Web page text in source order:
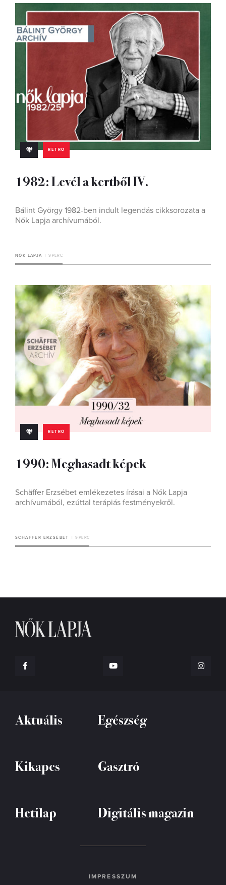
RETRÓ
1982: Levél a kertből IV.
Bálint György 1982-ben indult legendás cikksorozata a
Nők Lapja archívumából.
NŐK LAPJA 9 PERC
RETRÓ
1990: Meghasadt képek
Schäffer Erzsébet emlékezetes írásai a Nők Lapja
archívumából, ezúttal terápiás festményekről.
SCHÄFFER ERZSÉBET 9 PERC
Aktuális Egészség
Kikapcs Gasztró
Hetilap Digitális magazin
IMPRESSZUM